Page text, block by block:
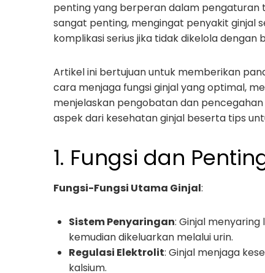
penting yang berperan dalam pengaturan
sangat penting, mengingat penyakit ginjal
komplikasi serius jika tidak dikelola dengan
Artikel ini bertujuan untuk memberikan
cara menjaga fungsi ginjal yang optimal,
menjelaskan pengobatan dan
aspek dari kesehatan ginjal beserta tips
1. Fungsi dan
Fungsi-Fungsi Utama Ginjal:
Sistem Penyaringan: Ginjal
kemudian dikeluarkan melalui urin.
Regulasi Elektrolit: Ginjal menjaga
kalsium.